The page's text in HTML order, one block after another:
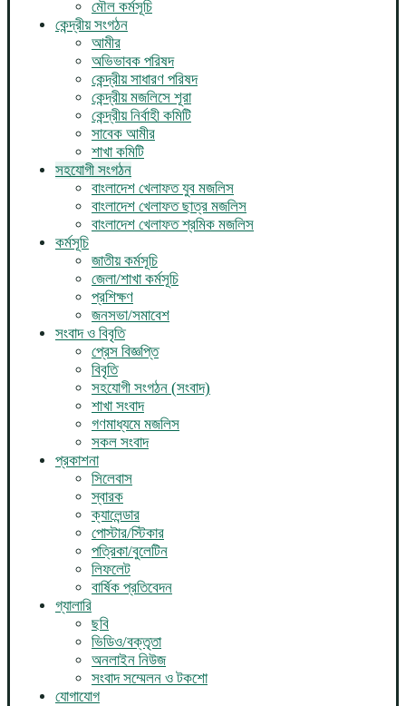
মৌল কর্মসূচি
কেন্দ্রীয় সংগঠন
আমীর
অভিভাবক পরিষদ
কেন্দ্রীয় সাধারণ পরিষদ
কেন্দ্রীয় মজলিসে শূরা
কেন্দ্রীয় নির্বাহী কমিটি
সাবেক আমীর
শাখা কমিটি
সহযোগী সংগঠন
বাংলাদেশ খেলাফত যুব মজলিস
বাংলাদেশ খেলাফত ছাত্র মজলিস
বাংলাদেশ খেলাফত শ্রমিক মজলিস
কর্মসূচি
জাতীয় কর্মসূচি
জেলা/শাখা কর্মসূচি
প্রশিক্ষণ
জনসভা/সমাবেশ
সংবাদ ও বিবৃতি
প্রেস বিজ্ঞপ্তি
বিবৃতি
সহযোগী সংগঠন (সংবাদ)
শাখা সংবাদ
গণমাধ্যমে মজলিস
সকল সংবাদ
প্রকাশনা
সিলেবাস
স্বারক
ক্যালেন্ডার
পোস্টার/স্টিকার
পত্রিকা/বুলেটিন
লিফলেট
বার্ষিক প্রতিবেদন
গ্যালারি
ছবি
ভিডিও/বক্তৃতা
অনলাইন নিউজ
সংবাদ সম্মেলন ও টকশো
যোগাযোগ